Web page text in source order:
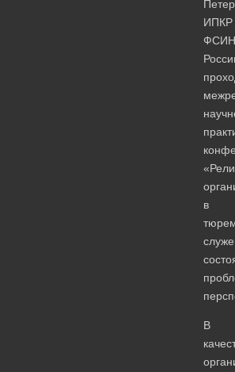
ИПКР
ФСИН
в
В